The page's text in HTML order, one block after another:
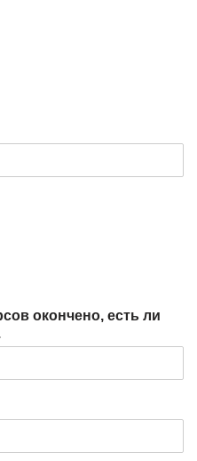
окончено, есть ли